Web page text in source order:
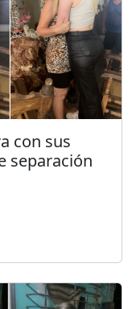
con sus
separación